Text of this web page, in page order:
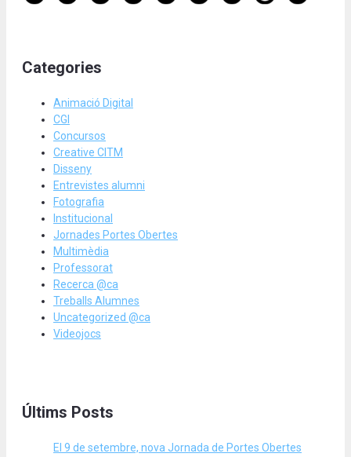
Categories
Animació Digital
CGI
Concursos
Creative CITM
Disseny
Entrevistes alumni
Fotografia
Institucional
Jornades Portes Obertes
Multimèdia
Professorat
Recerca @ca
Treballs Alumnes
Uncategorized @ca
Videojocs
Últims Posts
El 9 de setembre, nova Jornada de Portes Obertes